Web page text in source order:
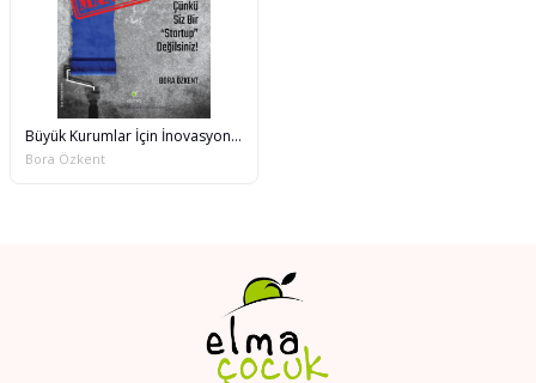
Büyük Kurumlar İçin İnovasyon Manifestosu
Bora Özkent